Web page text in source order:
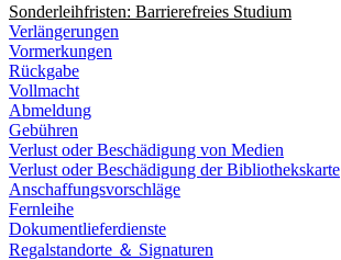
Sonderleihfristen: Barrierefreies Studium
Verlängerungen
Vormerkungen
Rückgabe
Vollmacht
Abmeldung
Gebühren
Verlust oder Beschädigung von Medien
Verlust oder Beschädigung der Bibliothekskarte
Anschaffungsvorschläge
Fernleihe
Dokumentlieferdienste
Regalstandorte ＆ Signaturen